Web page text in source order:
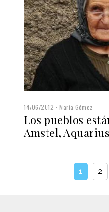
14/06/2012 María Gómez
Los pueblos
Amstel,
1 2